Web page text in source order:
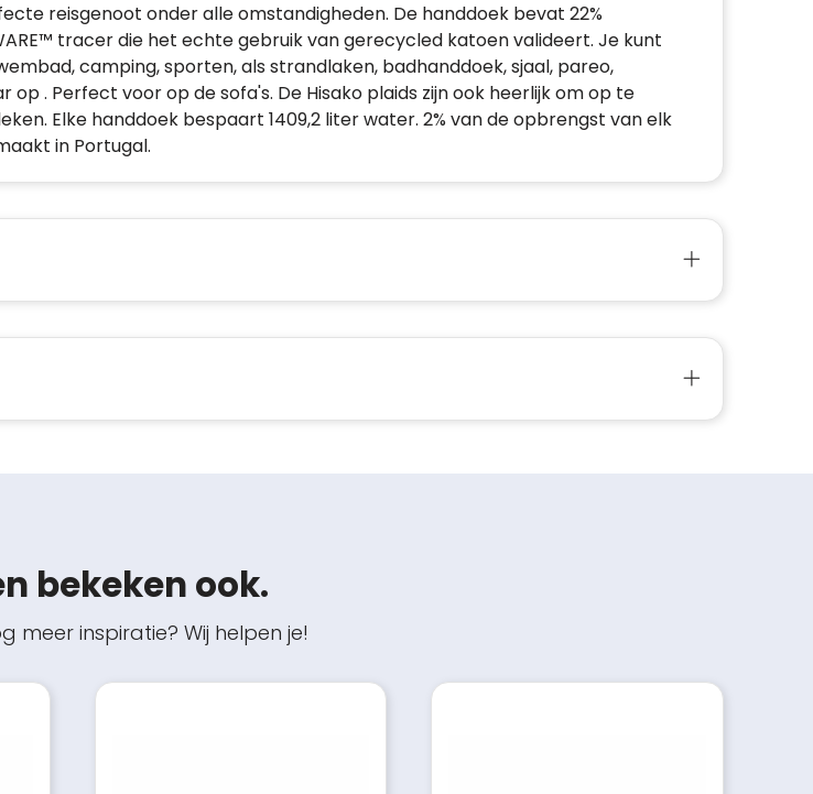
reisgenoot onder alle omstandigheden. De handdoek bevat 22%
tracer die het echte gebruik van gerecycled katoen valideert. Je kunt
camping, sporten, als strandlaken, badhanddoek, sjaal, pareo,
. Perfect voor op de sofa's. De Hisako plaids zijn ook heerlijk om op te
Elke handdoek bespaart 1409,2 liter water. 2% van de opbrengst van elk
in Portugal.
bekeken ook.
meer inspiratie? Wij helpen je!